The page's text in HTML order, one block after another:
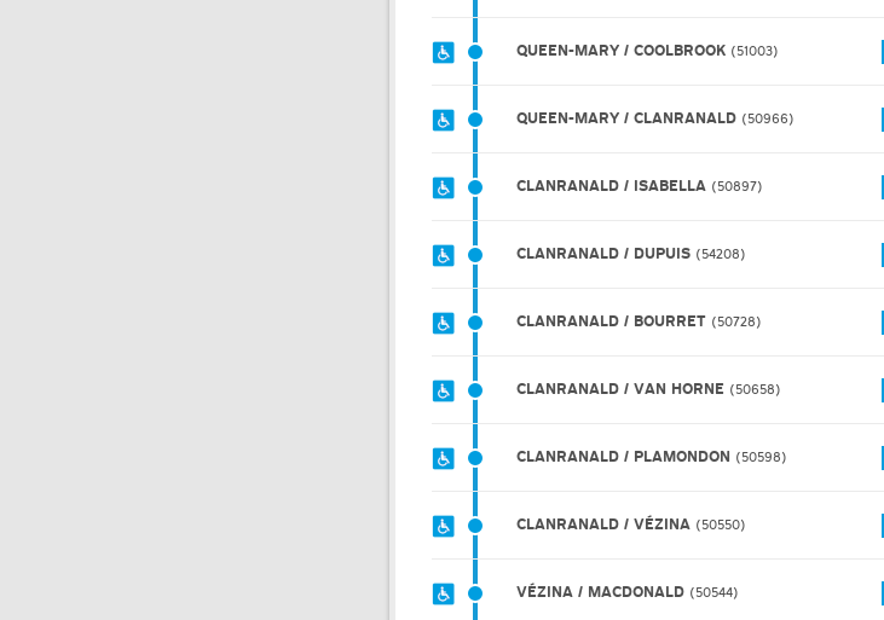
QUEEN-MARY / COOLBROOK 51003
QUEEN-MARY / CLANRANALD 50966
CLANRANALD / ISABELLA 50897
CLANRANALD / DUPUIS 54208
CLANRANALD / BOURRET 50728
CLANRANALD / VAN HORNE 50658
CLANRANALD / PLAMONDON 50598
CLANRANALD / VÉZINA 50550
VÉZINA / MACDONALD 50544